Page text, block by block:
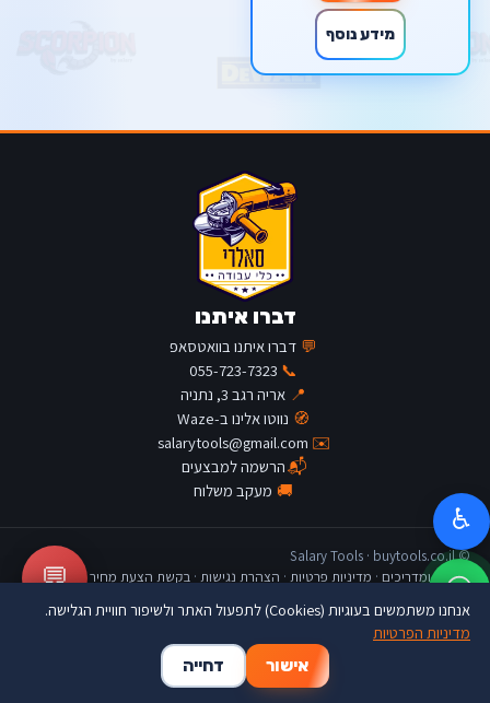
מידע נוסף
דברו איתנו
💬 דברו איתנו בוואטסאפ
📞
055-723-7323
📍 אריה רגב 3, נתניה
🧭 נווטו אלינו ב-Waze
✉️
salarytools@gmail.com
📬הרשמה למבצעים
🚚 מעקב משלוח
© Salary Tools · buytools.co.il
כתבות ומדריכים · מדיניות פרטיות · הצהרת נגישות · בקשת הצעת מחיר 💬
♿
🛒
סל קניות
אנחנו משתמשים בעוגיות (Cookies) לתפעול האתר ולשיפור חוויית הגלישה.
מדיניות הפרטיות
אישור
דחייה